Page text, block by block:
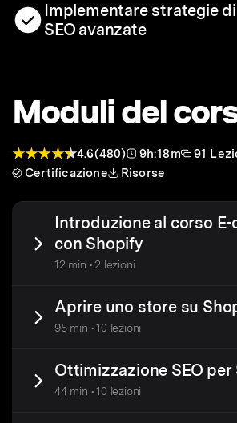
Implementare strategie
SEO avanzate
Moduli del
4.6(480) 9h:18m
91
Certificazione
Risorse
Introduzione al corso
con Shopify
12 min • 2 lezioni
Aprire uno store su
95 min • 10 lezioni
Ottimizzazione SEO per
44 min • 10 lezioni